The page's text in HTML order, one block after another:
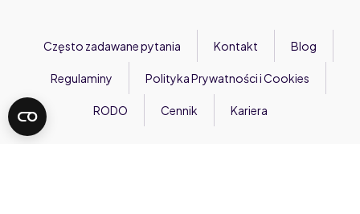
Często zadawane pytania Kontakt Blog
Regulaminy Polityka Prywatności i Cookies
RODO Cennik Kariera